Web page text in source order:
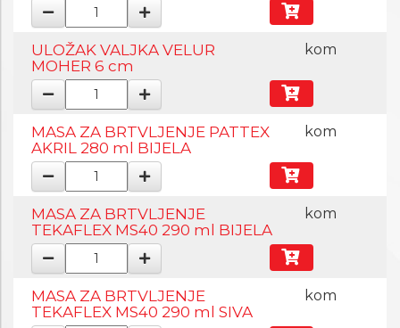
ULOŽAK VALJKA VELUR
MOHER 6 cm
kom
MASA ZA BRTVLJENJE PATTEX
AKRIL 280 ml BIJELA
kom
MASA ZA BRTVLJENJE
TEKAFLEX MS40 290 ml BIJELA
kom
MASA ZA BRTVLJENJE
TEKAFLEX MS40 290 ml SIVA
kom